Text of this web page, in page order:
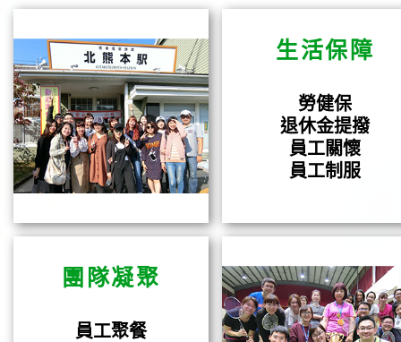
生活保障
勞健保
退休金提撥
員工關懷
員工制服
團隊凝聚
員工聚餐